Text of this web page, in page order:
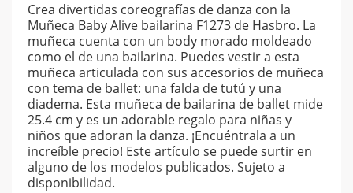
Crea divertidas coreografías de danza con la
Muñeca Baby Alive bailarina F1273 de Hasbro. La
muñeca cuenta con un body morado moldeado
como el de una bailarina. Puedes vestir a esta
muñeca articulada con sus accesorios de muñeca
con tema de ballet: una falda de tutú y una
diadema. Esta muñeca de bailarina de ballet mide
25.4 cm y es un adorable regalo para niñas y
niños que adoran la danza. ¡Encuéntrala a un
increíble precio! Este artículo se puede surtir en
alguno de los modelos publicados. Sujeto a
disponibilidad.